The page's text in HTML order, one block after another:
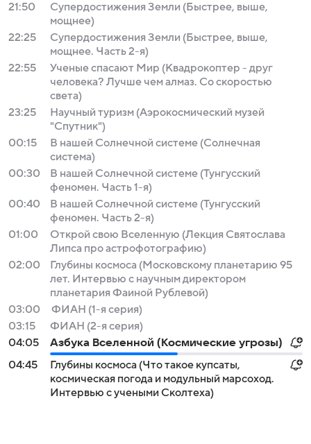
21:50
Супердостижения Земли (Быстрее, выше,
мощнее)
22:25
Супердостижения Земли (Быстрее, выше,
мощнее. Часть 2-я)
22:55
Ученые спасают Мир (Квадрокоптер - друг
человека? Лучше чем алмаз. Со скоростью
света)
23:25
Научный туризм (Аэрокосмический музей
"Спутник")
00:15
В нашей Солнечной системе (Солнечная
система)
00:30
В нашей Солнечной системе (Тунгусский
феномен. Часть 1-я)
00:40
В нашей Солнечной системе (Тунгусский
феномен. Часть 2-я)
01:00
Открой свою Вселенную (Лекция Святослава
Липса про астрофотографию)
02:00
Глубины космоса (Московскому планетарию 95
лет. Интервью с научным директором
планетария Фаиной Рублевой)
03:00
ФИАН (1-я серия)
03:15
ФИАН (2-я серия)
04:05
Азбука Вселенной (Космические угрозы)
04:45
Глубины космоса (Что такое купсаты,
космическая погода и модульный марсоход.
Интервью с учеными Сколтеха)